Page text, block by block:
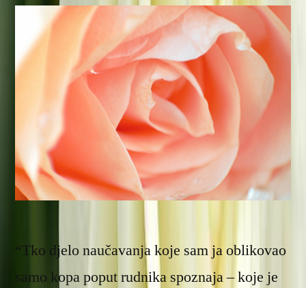
“Tko djelo naučavanja koje sam ja oblikovao
samo kopa poput rudnika spoznaja – koje je